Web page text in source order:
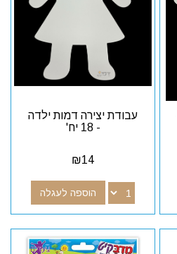
עבודת יצירה דמות ילדה
- 18 יח'
₪14
הוספה לעגלה